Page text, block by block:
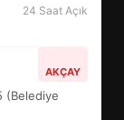
24 Saat Açık
AKÇAY
(Belediye
NEYİ